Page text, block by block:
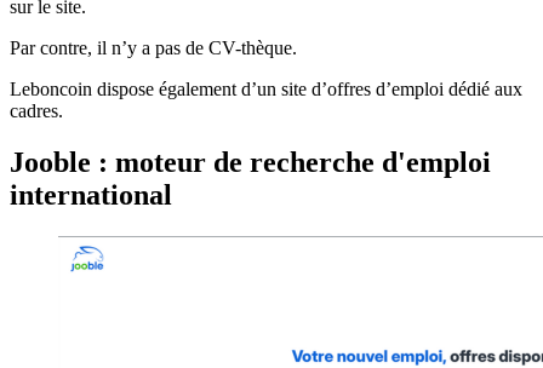
sur le site.
Par contre, il n’y a pas de CV-thèque.
Leboncoin dispose également d’un site d’offres d’emploi dédié aux
cadres.
Jooble : moteur de recherche d'emploi
international